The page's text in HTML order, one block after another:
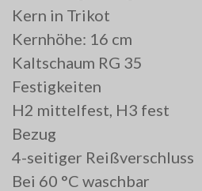
Kern in Trikot
Kernhöhe: 16 cm
Kaltschaum RG 35
Festigkeiten
H2 mittelfest, H3 fest
Bezug
4-seitiger Reißverschluss
Bei 60 °C waschbar